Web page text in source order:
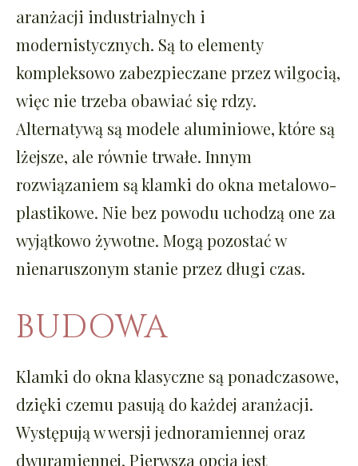
aranżacji industrialnych i
modernistycznych. Są to elementy
kompleksowo zabezpieczane przez wilgocią,
więc nie trzeba obawiać się rdzy.
Alternatywą są modele aluminiowe, które są
lżejsze, ale równie trwałe. Innym
rozwiązaniem są klamki do okna metalowo-
plastikowe. Nie bez powodu uchodzą one za
wyjątkowo żywotne. Mogą pozostać w
nienaruszonym stanie przez długi czas.
BUDOWA
Klamki do okna klasyczne są ponadczasowe,
dzięki czemu pasują do każdej aranżacji.
Występują w wersji jednoramiennej oraz
dwuramiennej. Pierwsza opcja jest